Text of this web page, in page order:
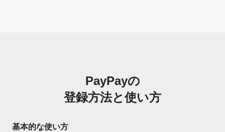
PayPayの
登録方法と使い方
基本的な使い方